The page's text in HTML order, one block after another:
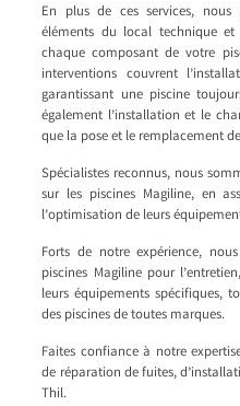
En plus de ces services,
éléments du local technique
chaque composant de votre
interventions couvrent
garantissant une piscine
également l’installation et le
que la pose et le remplacement
Spécialistes reconnus, nous
sur les piscines Magiline, en
l’optimisation de leurs
Forts de notre expérience,
piscines Magiline pour
leurs équipements spécifiques,
des piscines de toutes marques.
Faites confiance à notre
de réparation de fuites,
Thil.